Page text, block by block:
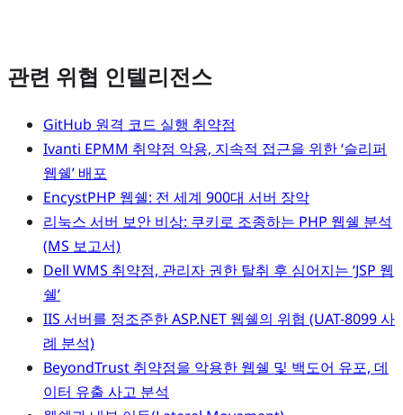
관련 위협 인텔리전스
GitHub 원격 코드 실행 취약점
Ivanti EPMM 취약점 악용, 지속적 접근을 위한 ‘슬리퍼
웹쉘’ 배포
EncystPHP 웹쉘: 전 세계 900대 서버 장악
리눅스 서버 보안 비상: 쿠키로 조종하는 PHP 웹쉘 분석
(MS 보고서)
Dell WMS 취약점, 관리자 권한 탈취 후 심어지는 ‘JSP 웹
쉘’
IIS 서버를 정조준한 ASP.NET 웹쉘의 위협 (UAT-8099 사
례 분석)
BeyondTrust 취약점을 악용한 웹쉘 및 백도어 유포, 데
이터 유출 사고 분석